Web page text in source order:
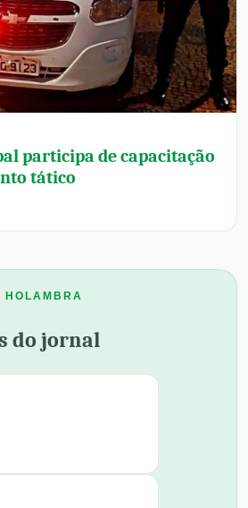
participa de capacitação
tático
HOLAMBRA
do jornal